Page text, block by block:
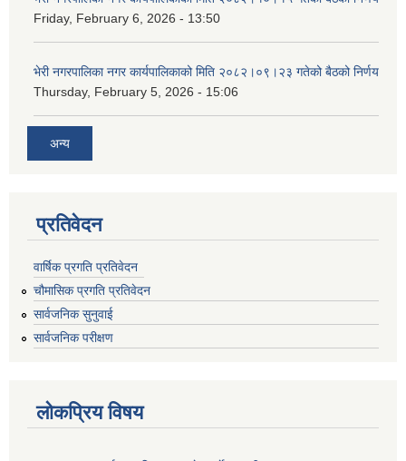
Friday, February 6, 2026 - 13:50
भेरी नगरपालिका नगर कार्यपालिकाको मिति २०८२।०९।२३ गतेको बैठको निर्णय
Thursday, February 5, 2026 - 15:06
अन्य
प्रतिवेदन
वार्षिक प्रगति प्रतिवेदन
चौमासिक प्रगति प्रतिवेदन
सार्वजनिक सुनुवाई
सार्वजनिक परीक्षण
लोकप्रिय विषय